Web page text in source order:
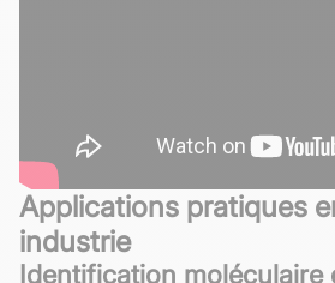
Applications pratiques
industrie
Identification moléculaire